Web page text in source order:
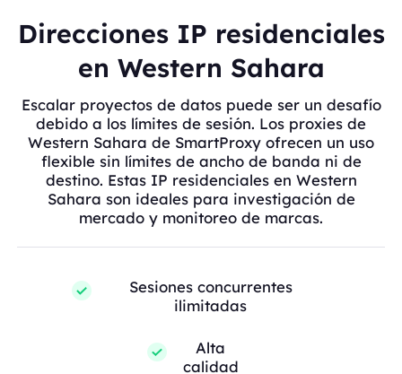
Direcciones IP residenciales
en Western Sahara
Escalar proyectos de datos puede ser un desafío
debido a los límites de sesión. Los proxies de
Western Sahara de SmartProxy ofrecen un uso
flexible sin límites de ancho de banda ni de
destino. Estas IP residenciales en Western
Sahara son ideales para investigación de
mercado y monitoreo de marcas.
Sesiones concurrentes
ilimitadas
Alta
calidad